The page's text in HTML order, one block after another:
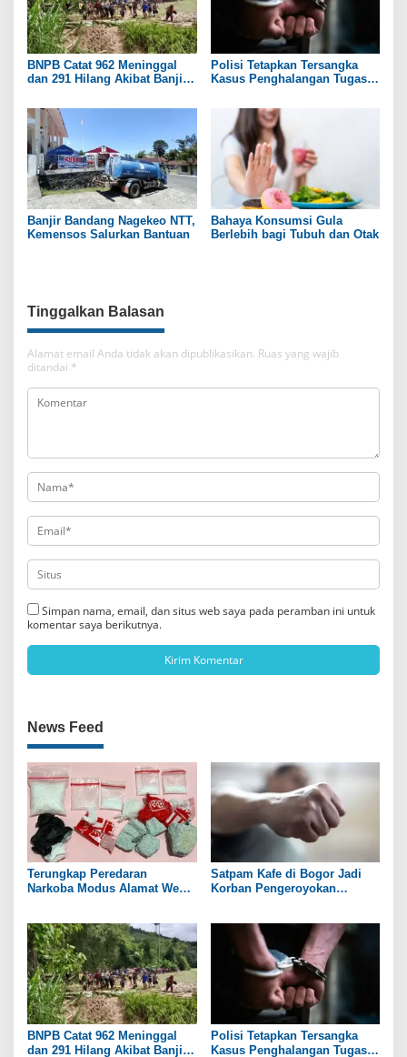
BNPB Catat 962 Meninggal
dan 291 Hilang Akibat Banjir
Polisi Tetapkan Tersangka
Kasus Penghalangan Tugas
Banjir Bandang Nagekeo NTT,
Kemensos Salurkan Bantuan
Bahaya Konsumsi Gula
Berlebih bagi Tubuh dan Otak
Tinggalkan Balasan
Alamat email Anda tidak akan dipublikasikan. Ruas yang wajib
ditandai *
Simpan nama, email, dan situs web saya pada peramban ini untuk
komentar saya berikutnya.
News Feed
Terungkap Peredaran
Narkoba Modus Alamat Web
Satpam Kafe di Bogor Jadi
Korban Pengeroyokan
BNPB Catat 962 Meninggal
dan 291 Hilang Akibat Banjir
Polisi Tetapkan Tersangka
Kasus Penghalangan Tugas